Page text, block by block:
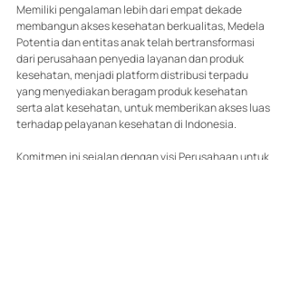
Memiliki pengalaman lebih dari empat dekade
membangun akses kesehatan berkualitas, Medela
Potentia dan entitas anak telah bertransformasi
dari perusahaan penyedia layanan dan produk
kesehatan, menjadi platform distribusi terpadu
yang menyediakan beragam produk kesehatan
serta alat kesehatan, untuk memberikan akses luas
terhadap pelayanan kesehatan di Indonesia.
Komitmen ini sejalan dengan visi Perusahaan untuk